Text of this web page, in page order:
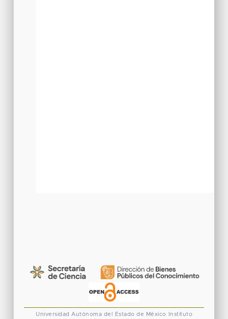
Universidad Autónoma del Estado de México Instituto